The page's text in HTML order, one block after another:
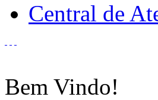
Central de
Bem Vindo!